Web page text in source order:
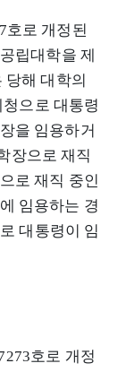
호로 개정된
립대학을 제
해 대학의
으로 대통령
을 임용하거
장으로 재직
로 재직 중인
임용하는 경
대통령이 임
호로 개정